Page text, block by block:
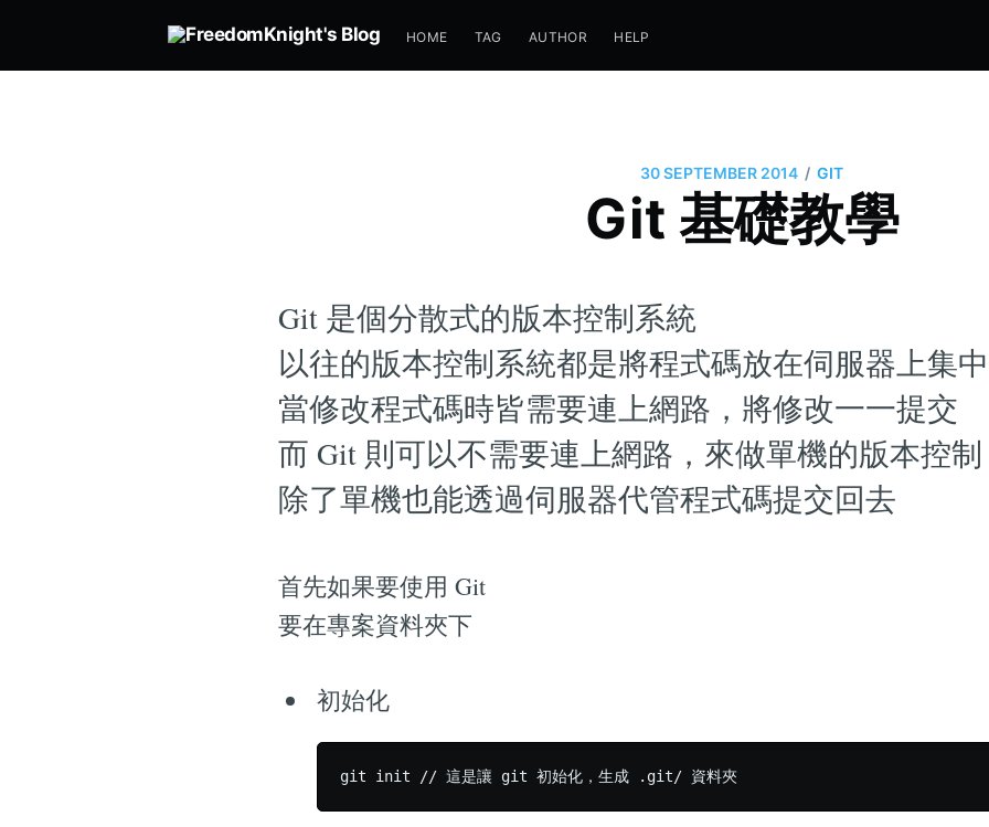
HOME TAG AUTHOR HELP
30 SEPTEMBER 2014 / GIT
Git 基礎教學
Git 是個分散式的版本控制系統
以往的版本控制系統都是將程式碼放在伺服器上集
當修改程式碼時皆需要連上網路，將修改一一提交
而 Git 則可以不需要連上網路，來做單機的版本控制
除了單機也能透過伺服器代管程式碼提交回去
首先如果要使用 Git
要在專案資料夾下
初始化